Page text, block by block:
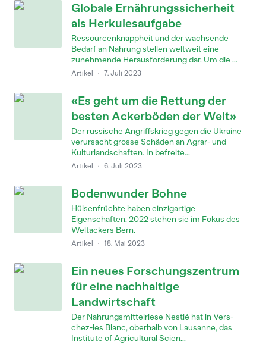
Globale Ernährungssicherheit
als Herkulesaufgabe
Ressourcenknappheit und der wachsende
Bedarf an Nahrung stellen weltweit eine
zunehmende Herausforderung dar. Um die ...
Artikel · 7. Juli 2023
«Es geht um die Rettung der
besten Ackerböden der Welt»
Der russische Angriffskrieg gegen die Ukraine
verursacht grosse Schäden an Agrar- und
Kulturlandschaften. In befreite...
Artikel · 6. Juli 2023
Bodenwunder Bohne
Hülsenfrüchte haben einzigartige
Eigenschaften. 2022 stehen sie im Fokus des
Weltackers Bern.
Artikel · 18. Mai 2023
Ein neues Forschungszentrum
für eine nachhaltige
Landwirtschaft
Der Nahrungsmittelriese Nestlé hat in Vers-
chez-les Blanc, oberhalb von Lausanne, das
Institute of Agricultural Scien...